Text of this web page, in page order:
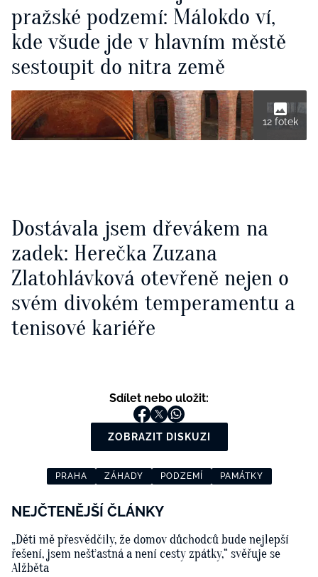
pražské podzemí: Málokdo ví,
kde všude jde v hlavním městě
sestoupit do nitra země
12 fotek
Dostávala jsem dřevákem na
zadek: Herečka Zuzana
Zlatohlávková otevřeně nejen o
svém divokém temperamentu a
tenisové kariéře
Sdílet nebo uložit:
ZOBRAZIT DISKUZI
PRAHA ZÁHADY PODZEMÍ PAMÁTKY
NEJČTENĚJŠÍ ČLÁNKY
„Děti mě přesvědčily, že domov důchodců bude nejlepší
řešení, jsem nešťastná a není cesty zpátky,“ svěřuje se
Alžběta